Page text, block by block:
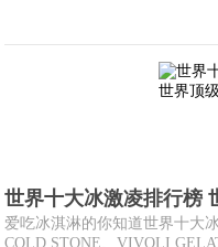
世界十大冰激凌排行榜
爱吃冰淇淋的你知道世界十大
COLD STONE、VIVOLI